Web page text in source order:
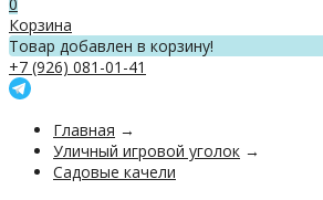
Корзина
Товар добавлен в корзину!
+7 (926) 081-01-41
Главная →
Уличный игровой уголок →
Садовые качели